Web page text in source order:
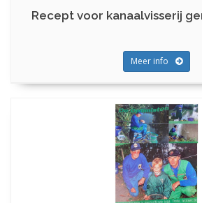
Recept voor kanaalvisserij
Meer info